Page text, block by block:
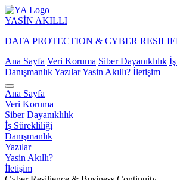
YASİN AKILLI
DATA PROTECTION & CYBER
Ana Sayfa Veri Koruma Siber Dayanıklılık
DanışmanlıkYazılarYasin Akıllı? İletişim
Ana Sayfa
Veri Koruma
Siber Dayanıklılık
İş Sürekliliği
Danışmanlık
Yazılar
Yasin Akıllı?
İletişim